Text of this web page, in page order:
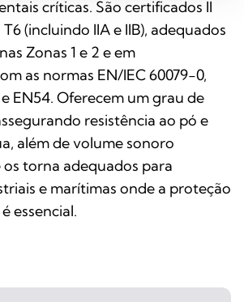
críticas. São certificados II
(incluindo IIA e IIB), adequados
Zonas 1 e 2 e em
as normas EN/IEC 60079-0,
EN54. Oferecem um grau de
resistência ao pó e
além de volume sonoro
torna adequados para
e marítimas onde a proteção
essencial.